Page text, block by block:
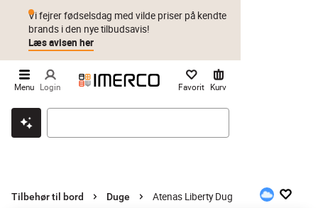
Klik & hent Byt i 1 år Prismatch
Vi fejrer fødselsdag med vilde priser på kendte
brands i den nye tilbudsavis!
Læs avisen her
Menu Login Favorit Kurv
Tilbehør til bord Duge Atenas Liberty Dug